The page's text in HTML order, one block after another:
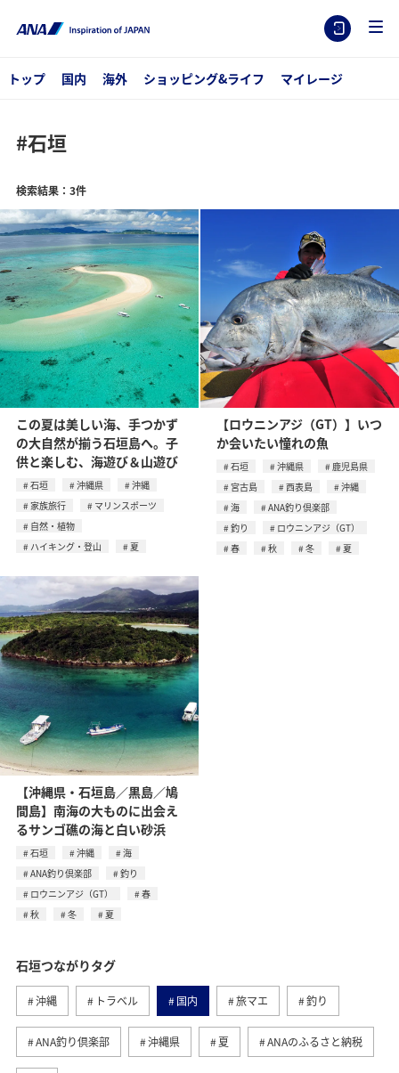
トップ 国内 海外 ショッピング&ライフ マイレージ
#石垣
検索結果：3件
この夏は美しい海、手つかず
の大自然が揃う石垣島へ。子
供と楽しむ、海遊び＆山遊び
石垣 沖縄県
沖縄
家族旅行
マリンスポーツ
自然・植物
ハイキング・登山
夏
【ロウニンアジ（GT）】いつ
か会いたい憧れの魚
石垣 沖縄県
鹿児島県
宮古島
西表島
沖縄
海
ANA釣り倶楽部
釣り
ロウニンアジ（GT）
春
秋 冬 夏
【沖縄県・石垣島／黒島／鳩
間島】南海の大ものに出会え
るサンゴ礁の海と白い砂浜
石垣 沖縄
海
ANA釣り倶楽部
釣り
ロウニンアジ（GT）
春
秋
冬 夏
石垣つながりタグ
沖縄 トラベル 国内 旅マエ 釣り
ANA釣り倶楽部 沖縄県 夏 ANAのふるさと納税